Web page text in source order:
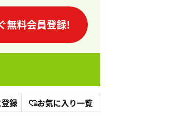
無料会員登録!
録 お気に入り一覧